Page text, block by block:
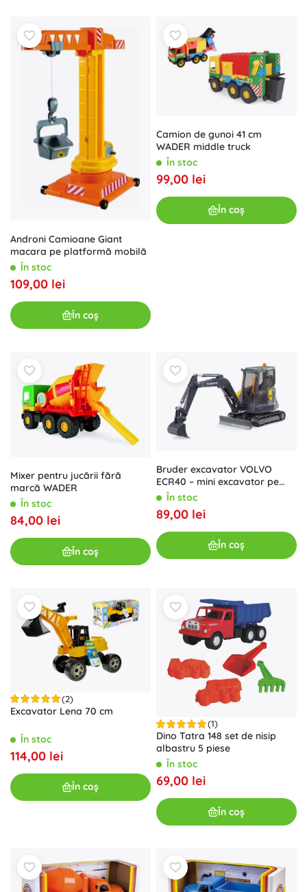
Androni Camioane Giant
macara pe platformă mobilă
În stoc
109,00 lei
În coș
Camion de gunoi 41 cm
WADER middle truck
În stoc
99,00 lei
În coș
Mixer pentru jucării fără
marcă WADER
În stoc
84,00 lei
În coș
Bruder excavator VOLVO
ECR40 – mini excavator pe
șenile pentru copii 1:16
În stoc
89,00 lei
În coș
(2)
Excavator Lena 70 cm
În stoc
114,00 lei
În coș
(1)
Dino Tatra 148 set de nisip
albastru 5 piese
În stoc
69,00 lei
În coș